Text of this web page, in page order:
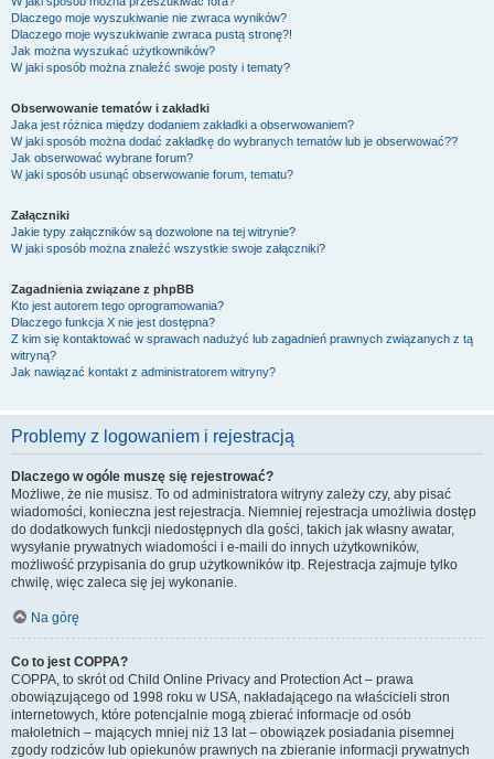
Dlaczego moje wyszukiwanie nie zwraca wyników?
Dlaczego moje wyszukiwanie zwraca pustą stronę?!
Jak można wyszukać użytkowników?
W jaki sposób można znaleźć swoje posty i tematy?
Obserwowanie tematów i zakładki
Jaka jest różnica między dodaniem zakładki a obserwowaniem?
W jaki sposób można dodać zakładkę do wybranych tematów lub je obserwować??
Jak obserwować wybrane forum?
W jaki sposób usunąć obserwowanie forum, tematu?
Załączniki
Jakie typy załączników są dozwolone na tej witrynie?
W jaki sposób można znaleźć wszystkie swoje załączniki?
Zagadnienia związane z phpBB
Kto jest autorem tego oprogramowania?
Dlaczego funkcja X nie jest dostępna?
Z kim się kontaktować w sprawach nadużyć lub zagadnień prawnych związanych z tą
witryną?
Jak nawiązać kontakt z administratorem witryny?
Problemy z logowaniem i rejestracją
Dlaczego w ogóle muszę się rejestrować?
Możliwe, że nie musisz. To od administratora witryny zależy czy, aby pisać
wiadomości, konieczna jest rejestracja. Niemniej rejestracja umożliwia dostęp
do dodatkowych funkcji niedostępnych dla gości, takich jak własny awatar,
wysyłanie prywatnych wiadomości i e-maili do innych użytkowników,
możliwość przypisania do grup użytkowników itp. Rejestracja zajmuje tylko
chwilę, więc zaleca się jej wykonanie.
Na górę
Co to jest COPPA?
COPPA, to skrót od Child Online Privacy and Protection Act – prawa
obowiązującego od 1998 roku w USA, nakładającego na właścicieli stron
internetowych, które potencjalnie mogą zbierać informacje od osób
małoletnich – mających mniej niż 13 lat – obowiązek posiadania pisemnej
zgody rodziców lub opiekunów prawnych na zbieranie informacji prywatnych